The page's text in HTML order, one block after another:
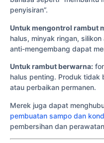
penyisiran”.
Untuk mengontrol rambut
halus, minyak ringan,
anti-mengembang dapat
Untuk rambut berwarna:
halus penting. Produk tidak
atau perbaikan permanen.
Merek juga dapat
pembuatan sampo dan
pembersihan dan